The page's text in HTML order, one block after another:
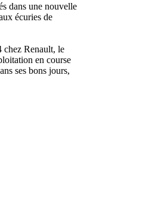
dans une nouvelle
écuries de
chez Renault, le
en course
ses bons jours,